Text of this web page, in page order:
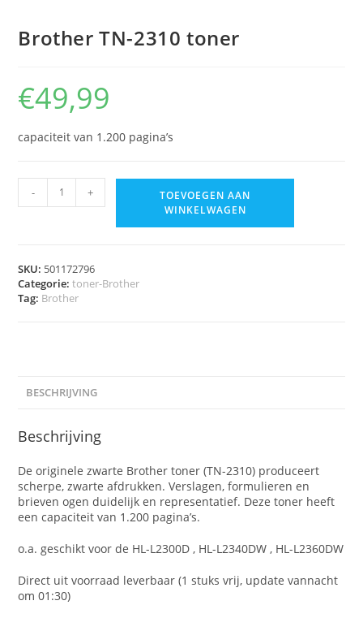
Brother TN-2310 toner
€49,99
capaciteit van 1.200 pagina’s
- +
TOEVOEGEN AAN
WINKELWAGEN
SKU: 501172796
Categorie:toner-Brother
Tag: Brother
BESCHRIJVING
Beschrijving
De originele zwarte Brother toner (TN-2310) produceert
scherpe, zwarte afdrukken. Verslagen, formulieren en
brieven ogen duidelijk en representatief. Deze toner heeft
een capaciteit van 1.200 pagina’s.
o.a. geschikt voor de HL-L2300D , HL-L2340DW , HL-L2360DW
Direct uit voorraad leverbaar (1 stuks vrij, update vannacht
om 01:30)